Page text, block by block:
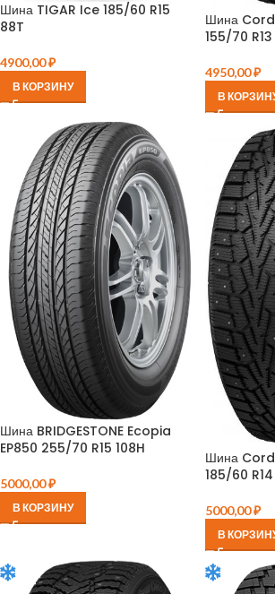
Шина TIGAR Ice 185/60 R15
88T
4900,00₽
В КОРЗИНУ
Шина
155/70
4950,00₽
В
Шина BRIDGESTONE Ecopia
EP850 255/70 R15 108H
5000,00₽
В КОРЗИНУ
Шина
185/60
5000,00₽
В